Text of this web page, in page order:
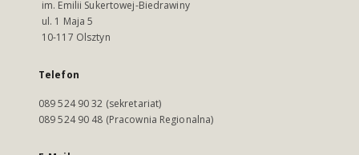
im. Emilii Sukertowej-Biedrawiny
ul. 1 Maja 5
10-117 Olsztyn
Telefon
089 524 90 32 (sekretariat)
089 524 90 48 (Pracownia Regionalna)